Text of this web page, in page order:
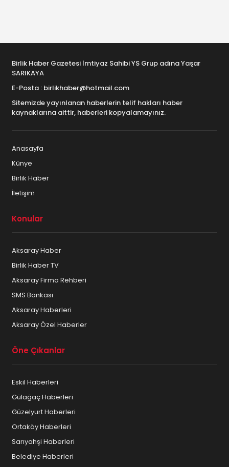
Birlik Haber Gazetesi İmtiyaz Sahibi YS Grup adına Yaşar
SARIKAYA
E-Posta : birlikhaber@hotmail.com
Sitemizde yayınlanan haberlerin telif hakları haber
kaynaklarına aittir, haberleri kopyalamayınız.
Anasayfa
Künye
Birlik Haber
İletişim
Konular
Aksaray Haber
Birlik Haber TV
Aksaray Firma Rehberi
SMS Bankası
Aksaray Haberleri
Aksaray Özel Haberler
Öne Çıkanlar
Eskil Haberleri
Gülağaç Haberleri
Güzelyurt Haberleri
Ortaköy Haberleri
Sarıyahşi Haberleri
Belediye Haberleri